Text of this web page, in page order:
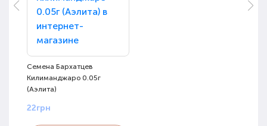
Семена Бархатцев
Килиманджаро 0.05г
(Аэлита)
22грн